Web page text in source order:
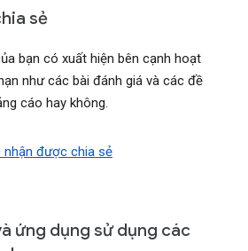
sẻ
bạn có xuất hiện bên cạnh hoạt
như các bài đánh giá và các đề
cáo hay không.
nhận được chia sẻ
ứng dụng sử dụng các